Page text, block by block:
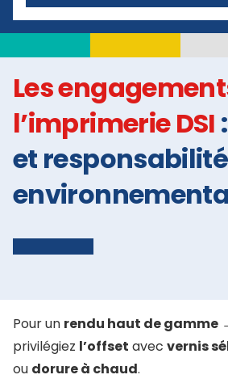
Les
l’imprimerie DSI
et responsabilité
Pour un rendu haut de gamme
privilégiez l’offset avec vernis
ou dorure à chaud.